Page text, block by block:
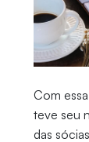
Com
teve seu
das